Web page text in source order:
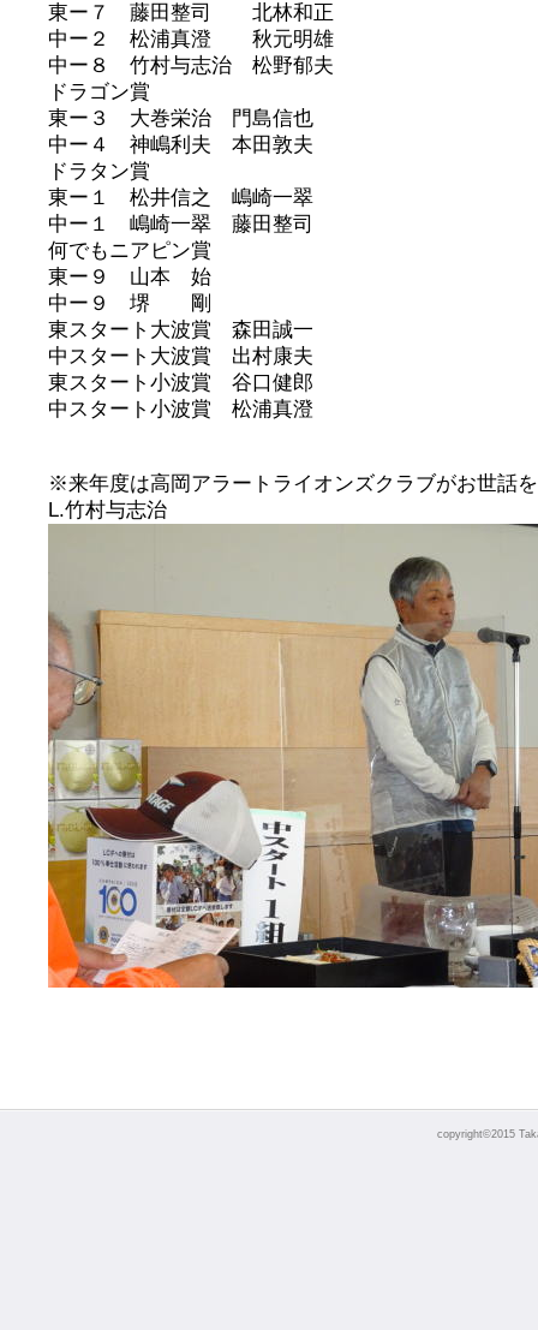
東ー７ 藤田整司 北林和正
中ー２ 松浦真澄 秋元明雄
中ー８ 竹村与志治 松野郁夫
ドラゴン賞
東ー３ 大巻栄治 門島信也
中ー４ 神嶋利夫 本田敦夫
ドラタン賞
東ー１ 松井信之 嶋崎一翠
中ー１ 嶋崎一翠 藤田整司
何でもニアピン賞
東ー９ 山本 始
中ー９ 堺 剛
東スタート大波賞 森田誠一
中スタート大波賞 出村康夫
東スタート小波賞 谷口健郎
中スタート小波賞 松浦真澄
※来年度は高岡アラートライオンズクラブがお世話
L.竹村与志治
copyright©2015